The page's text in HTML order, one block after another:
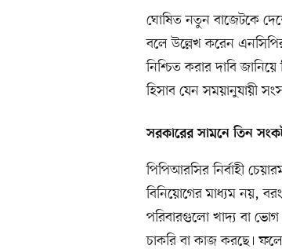
ঘোষিত নতুন বাজেটকে
বলে উল্লেখ করেন
নিশ্চিত করার দাবি
হিসাব যেন সময়ানুযায়ী
সরকারের সামনে তিন
পিপিআরসির নির্বাহী
বিনিয়োগের মাধ্যম নয়,
পরিবারগুলো​ খাদ্য বা ভোগ
চাকরি বা কাজ করছে।​